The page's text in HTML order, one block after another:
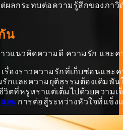
ผลกระทบต่อความรู้สึกของภา
น
วแนวคิดความดี ความรัก และ
รื่องราวความรักที่เก็บซ่อนและ
กและความยุติธรรมต้องเดิมพัน
ตที่หรูหราแต่เต็มไปด้วยความเ
อยการต่อสู้ระหว่างหัวใจที่แข็ง